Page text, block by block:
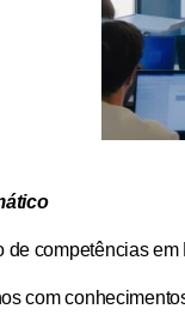
de competências
com